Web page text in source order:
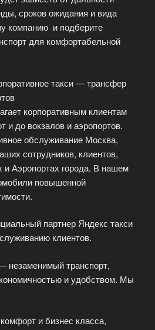
сроков ожидания и вида
компанию и подберите
для комфортабельной
такси — трансфер
корпоративным клиентам
и до вокзалов и аэропортов.
обслуживание Москва,
сотрудников, клиентов,
и Аэропортах города. В нашем
повышенной
партнер Яндекс такси
клиентов.
незаменимый транспорт,
и удобством. Мы
и бизнес класса,